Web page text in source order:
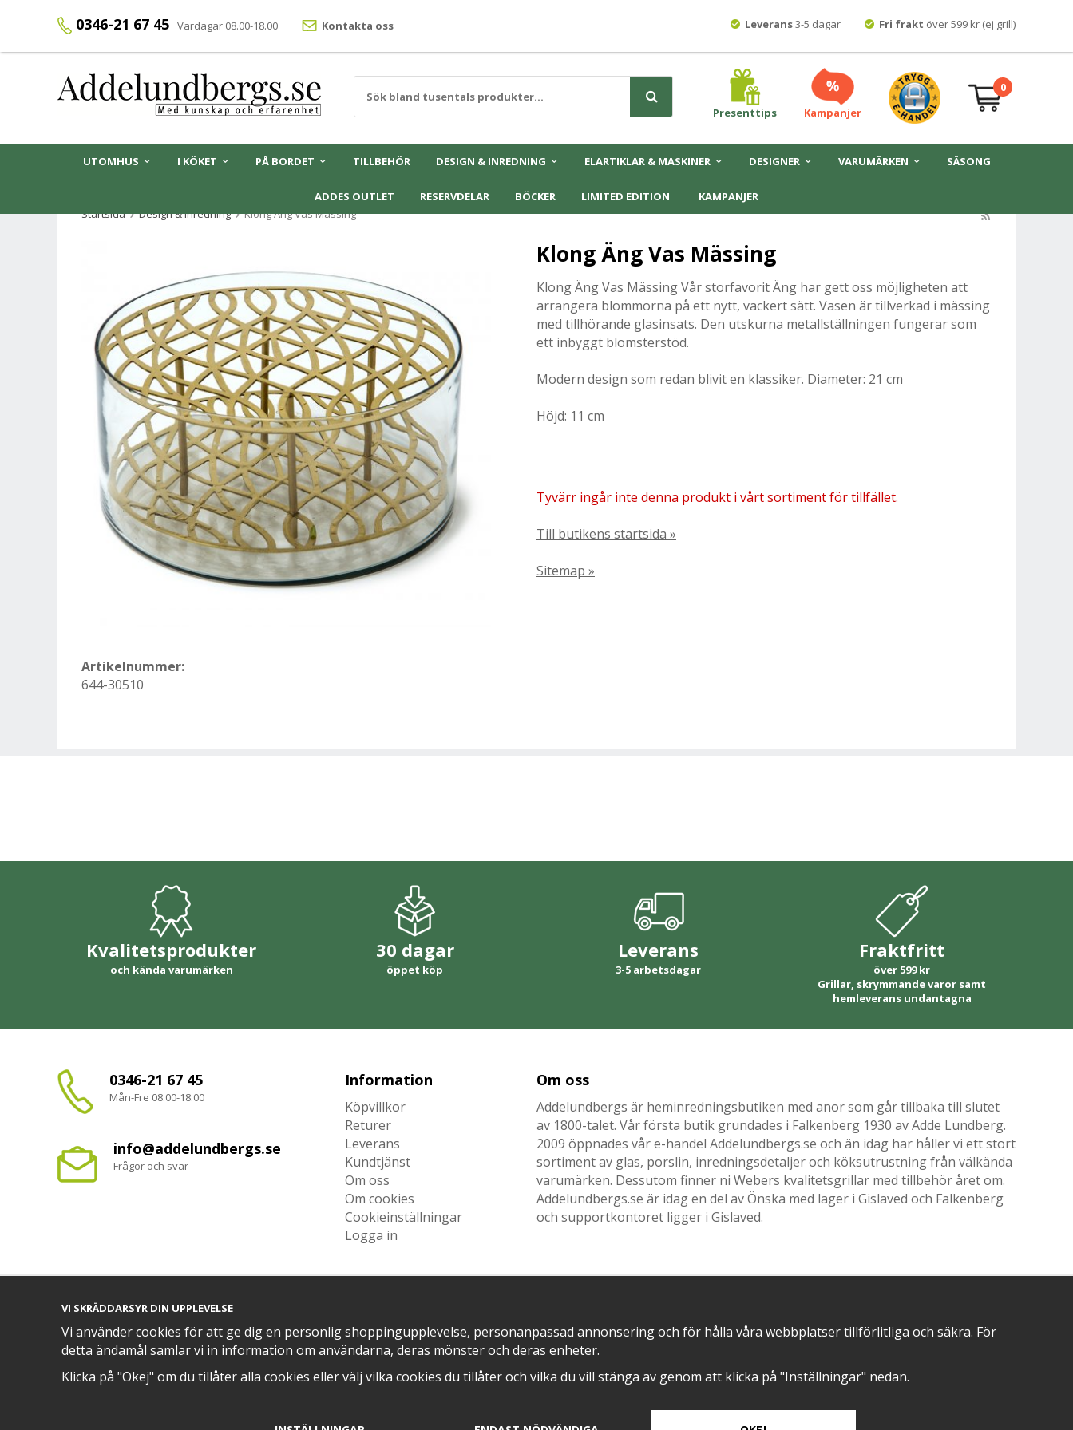
0346-21 67 45 Vardagar 08.00-18.00 Kontakta oss Leverans3-5 dagar Fri frakt över 599 kr (ej grill)
Presenttips Kampanjer
0
UTOMHUS I KÖKET PÅ BORDET TILLBEHÖR DESIGN & INREDNING ELARTIKLAR & MASKINER DESIGNER VARUMÄRKEN SÄSONG
ADDES OUTLET RESERVDELAR BÖCKER LIMITED EDITION
KAMPANJER
Startsida
Design & Inredning Klong Äng Vas Mässing
Klong Äng Vas Mässing
Klong Äng Vas Mässing Vår storfavorit Äng har gett oss möjligheten att
arrangera blommorna på ett nytt, vackert sätt. Vasen är tillverkad i mässing
med tillhörande glasinsats. Den utskurna metallställningen fungerar som
ett inbyggt blomsterstöd.
Modern design som redan blivit en klassiker. Diameter: 21 cm
Höjd: 11 cm
Tyvärr ingår inte denna produkt i vårt sortiment för tillfället.
Till butikens startsida »
Sitemap »
Artikelnummer:
644-30510
Kvalitetsprodukter
och kända varumärken
30 dagar
öppet köp
Leverans
3-5 arbetsdagar
Fraktfritt
över 599 kr
Grillar, skrymmande varor samt
hemleverans undantagna
0346-21 67 45
Mån-Fre 08.00-18.00
info@addelundbergs.se
Frågor och svar
Information
Köpvillkor
Returer
Leverans
Kundtjänst
Om oss
Om cookies
Cookieinställningar
Logga in
Om oss
Addelundbergs är heminredningsbutiken med anor som går tillbaka till slutet
av 1800-talet. Vår första butik grundades i Falkenberg 1930 av Adde Lundberg.
2009 öppnades vår e-handel Addelundbergs.se och än idag har håller vi ett stort
sortiment av glas, porslin, inredningsdetaljer och köksutrustning från välkända
varumärken. Dessutom finner ni Webers kvalitetsgrillar med tillbehör året om.
Addelundbergs.se är idag en del av Önska med lager i Gislaved och Falkenberg
och supportkontoret ligger i Gislaved.
VI SKRÄDDARSYR DIN UPPLEVELSE
Vi använder cookies för att ge dig en personlig shoppingupplevelse, personanpassad annonsering och för hålla våra webbplatser tillförlitliga och säkra. För
detta ändamål samlar vi in information om användarna, deras mönster och deras enheter.
Klicka på "Okej" om du tillåter alla cookies eller välj vilka cookies du tillåter och vilka du vill stänga av genom att klicka på "Inställningar" nedan.